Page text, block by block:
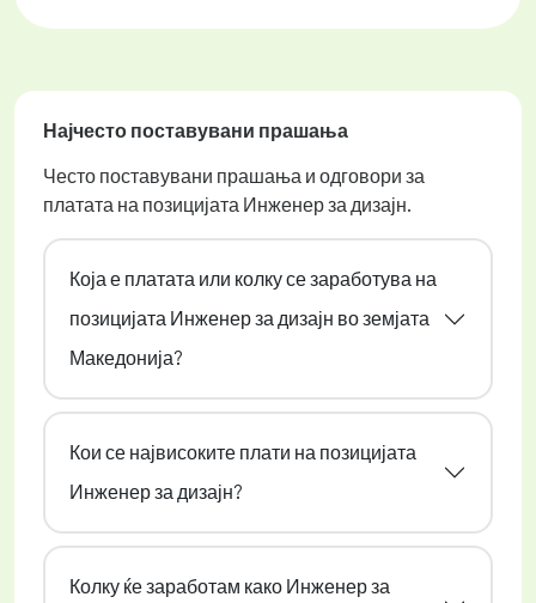
Најчесто поставувани прашања
Често поставувани прашања и одговори за
платата на позицијата Инженер за дизајн.
Која е платата или колку се заработува на
позицијата Инженер за дизајн во земјата
Македонија?
Кои се највисоките плати на позицијата
Инженер за дизајн?
Колку ќе заработам како Инженер за